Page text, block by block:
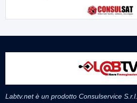
Labtv.net è un prodotto Consulservice S.r.l.